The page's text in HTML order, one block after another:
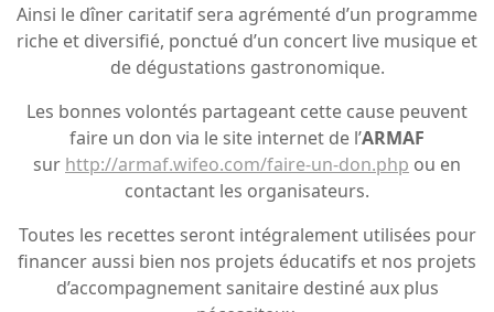
Ainsi le dîner caritatif sera agrémenté d’un programme
riche et diversifié, ponctué d’un concert live musique et
de dégustations gastronomique.
Les bonnes volontés partageant cette cause peuvent
faire un don via le site internet de l’ARMAF
sur http://armaf.wifeo.com/faire-un-don.php ou en
contactant les organisateurs.
Toutes les recettes seront intégralement utilisées pour
financer aussi bien nos projets éducatifs et nos projets
d’accompagnement sanitaire destiné aux plus